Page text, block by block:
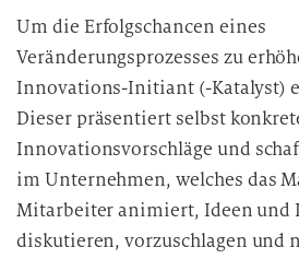
Um die Erfolgschancen eines
Veränderungsprozesses zu
Innovations-Initiant (-Katalyst)
Dieser präsentiert selbst
Innovationsvorschläge und
im Unternehmen, welches das
Mitarbeiter animiert, Ideen und
diskutieren, vorzuschlagen und